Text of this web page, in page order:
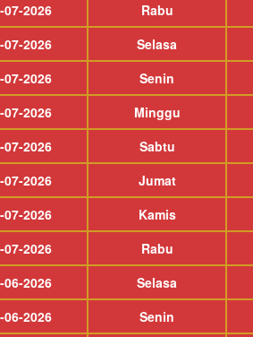
07-2026 Rabu
07-2026
Selasa
07-2026
Senin
07-2026
Minggu
07-2026
Sabtu
07-2026
Jumat
07-2026
Kamis
07-2026
Rabu
06-2026
Selasa
06-2026
Senin